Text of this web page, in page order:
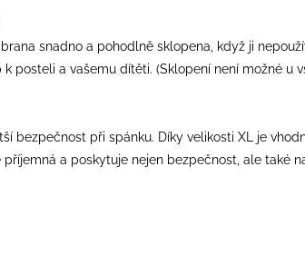
snadno a pohodlně sklopena, když ji
posteli a vašemu dítěti. (Sklopení není možné u
bezpečnost při spánku. Díky velikosti XL je
a poskytuje nejen bezpečnost, ale také